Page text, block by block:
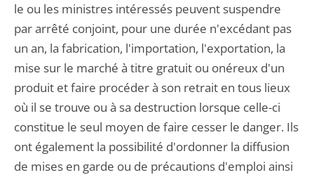
le ou les ministres intéressés peuvent suspendre
par arrêté conjoint, pour une durée n'excédant pas
un an, la fabrication, l'importation, l'exportation, la
mise sur le marché à titre gratuit ou onéreux d'un
produit et faire procéder à son retrait en tous lieux
où il se trouve ou à sa destruction lorsque celle-ci
constitue le seul moyen de faire cesser le danger. Ils
ont également la possibilité d'ordonner la diffusion
de mises en garde ou de précautions d'emploi ainsi